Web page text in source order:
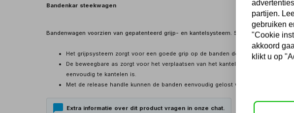
Bandenkar steekwagen
Bandenwagen voorzien van gepatenteerd grijp- en kantelsysteem. Standaard uitgerust
Het grijpsysteem zorgt voor een goede grip op de banden door de grijparmen
De beweegbare as zorgt voor het verplaatsen van het kantelpunt van de
eenvoudig te kantelen is.
Met de release handle kunnen de banden eenvoudig gelost worden.
Extra informatie over dit product vragen in onze chat.
partijen.
gebruiken
"Cookie
akkoord
klikt u op